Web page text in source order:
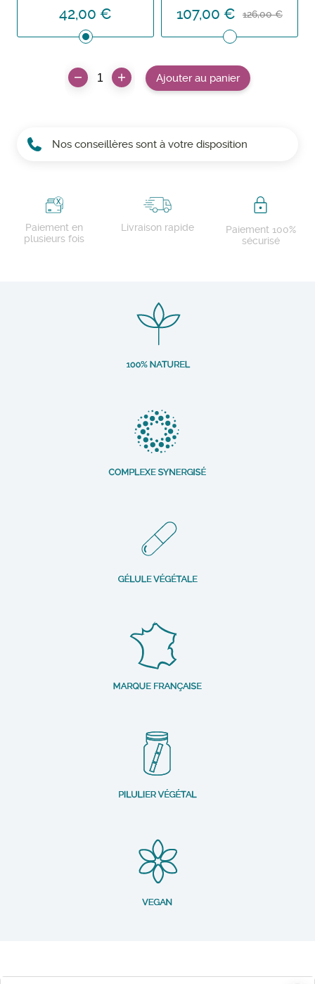
42,00 € 107,00 € 126,00 €
Ajouter au panier
Nos conseillères sont à votre disposition
Paiement en
plusieurs fois
Livraison rapide
Paiement 100%
sécurisé